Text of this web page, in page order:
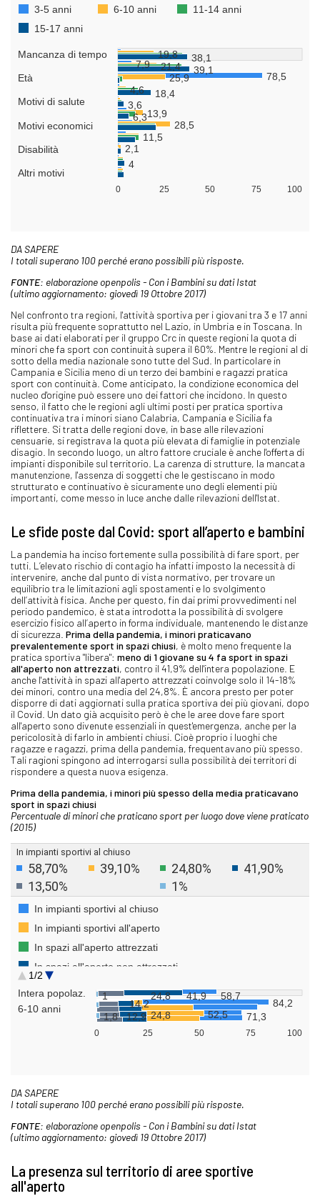
DA SAPERE
I totali superano 100 perché erano possibili più risposte.
FONTE: elaborazione openpolis - Con i Bambini su dati Istat
(ultimo aggiornamento: giovedì 19 Ottobre 2017)
Nel confronto tra regioni, l'attività sportiva per i giovani tra 3 e 17 anni
risulta più frequente soprattutto nel Lazio, in Umbria e in Toscana. In
base ai dati elaborati per il gruppo Crc in queste regioni la quota di
minori che fa sport con continuità supera il 60%. Mentre le regioni al di
sotto della media nazionale sono tutte del Sud. In particolare in
Campania e Sicilia meno di un terzo dei bambini e ragazzi pratica
sport con continuità. Come anticipato, la condizione economica del
nucleo d'origine può essere uno dei fattori che incidono. In questo
senso, il fatto che le regioni agli ultimi posti per pratica sportiva
continuativa tra i minori siano Calabria, Campania e Sicilia fa
riflettere. Si tratta delle regioni dove, in base alle rilevazioni
censuarie, si registrava la quota più elevata di famiglie in potenziale
disagio. In secondo luogo, un altro fattore cruciale è anche l'offerta di
impianti disponibile sul territorio. La carenza di strutture, la mancata
manutenzione, l'assenza di soggetti che le gestiscano in modo
strutturato e continuativo è sicuramente uno degli elementi più
importanti, come messo in luce anche dalle rilevazioni dell'Istat.
Le sfide poste dal Covid: sport all’aperto e bambini
La pandemia ha inciso fortemente sulla possibilità di fare sport, per
tutti. L’elevato rischio di contagio ha infatti imposto la necessità di
intervenire, anche dal punto di vista normativo, per trovare un
equilibrio tra le limitazioni agli spostamenti e lo svolgimento
dell’attività fisica. Anche per questo, fin dai primi provvedimenti nel
periodo pandemico, è stata introdotta la possibilità di svolgere
esercizio fisico all’aperto in forma individuale, mantenendo le distanze
di sicurezza. Prima della pandemia, i minori praticavano
prevalentemente sport in spazi chiusi, è molto meno frequente la
pratica sportiva "libera": meno di 1 giovane su 4 fa sport in spazi
all'aperto non attrezzati, contro il 41,9% dell'intera popolazione. E
anche l'attività in spazi all'aperto attrezzati coinvolge solo il 14-18%
dei minori, contro una media del 24,8%. È ancora presto per poter
disporre di dati aggiornati sulla pratica sportiva dei più giovani, dopo
il Covid. Un dato già acquisito però è che le aree dove fare sport
all'aperto sono divenute essenziali in quest'emergenza, anche per la
pericolosità di farlo in ambienti chiusi. Cioè proprio i luoghi che
ragazze e ragazzi, prima della pandemia, frequentavano più spesso.
Tali ragioni spingono ad interrogarsi sulla possibilità dei territori di
rispondere a questa nuova esigenza.
Prima della pandemia, i minori più spesso della media praticavano
sport in spazi chiusi
Percentuale di minori che praticano sport per luogo dove viene praticato
(2015)
DA SAPERE
I totali superano 100 perché erano possibili più risposte.
FONTE: elaborazione openpolis - Con i Bambini su dati Istat
(ultimo aggiornamento: giovedì 19 Ottobre 2017)
La presenza sul territorio di aree sportive
all'aperto